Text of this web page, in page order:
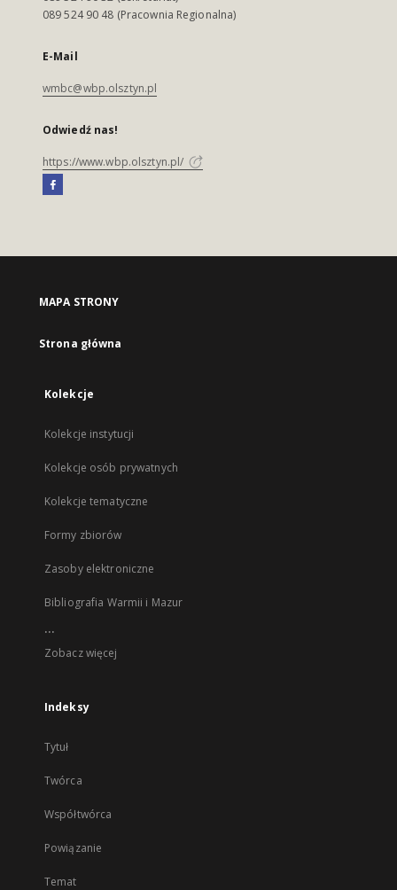
089 524 90 48 (Pracownia Regionalna)
E-Mail
wmbc@wbp.olsztyn.pl
Odwiedź nas!
https://www.wbp.olsztyn.pl/
MAPA STRONY
Strona główna
Kolekcje
Kolekcje instytucji
Kolekcje osób prywatnych
Kolekcje tematyczne
Formy zbiorów
Zasoby elektroniczne
Bibliografia Warmii i Mazur
...
Zobacz więcej
Indeksy
Tytuł
Twórca
Współtwórca
Powiązanie
Temat